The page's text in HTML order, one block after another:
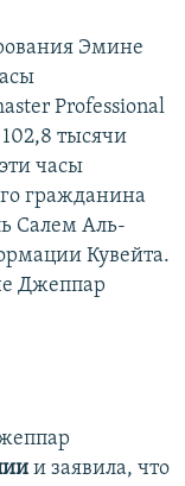
Эмине
Professional
тысячи
часы
гражданина
Салем Аль-
Кувейта.
Джеппар
и заявила, что